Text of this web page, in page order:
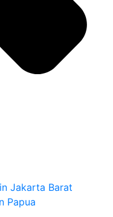
Jakarta Barat
Papua